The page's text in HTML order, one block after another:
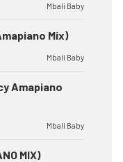
Mbali Baby
Mix)
Mbali Baby
Amapiano
Mbali Baby
MIX)